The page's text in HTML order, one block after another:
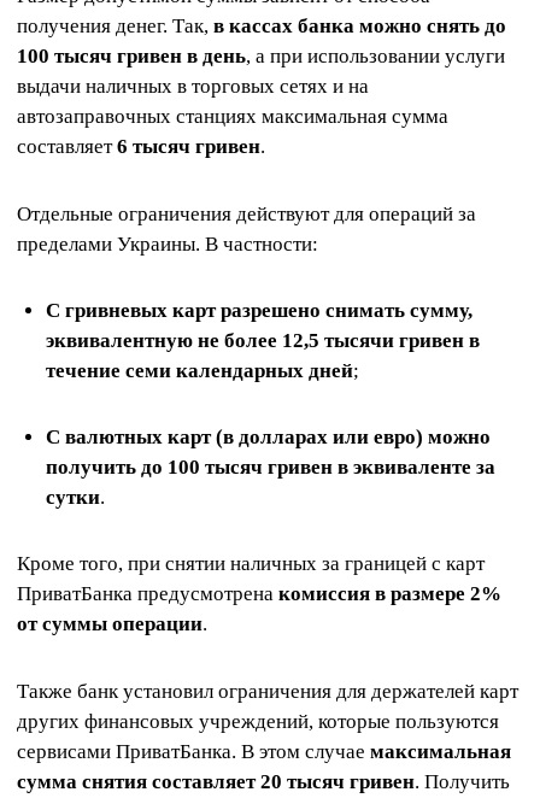
получения денег. Так, в кассах банка можно снять до
100 тысяч гривен в день, а при использовании услуги
выдачи наличных в торговых сетях и на
автозаправочных станциях максимальная сумма
составляет6 тысяч гривен.
Отдельные ограничения действуют для операций за
пределами Украины. В частности:
С гривневых карт разрешено снимать сумму,
эквивалентную не более 12,5 тысячи гривен в
течение семи календарных дней;
С валютных карт (в долларах или евро) можно
получить до 100 тысяч гривен в эквиваленте за
сутки.
Кроме того, при снятии наличных за границей с карт
ПриватБанка предусмотрена комиссия в размере 2%
от суммы операции.
Также банк установил ограничения для держателей карт
других финансовых учреждений, которые пользуются
сервисами ПриватБанка. В этом случае максимальная
сумма снятия составляет 20 тысяч гривен. Получить